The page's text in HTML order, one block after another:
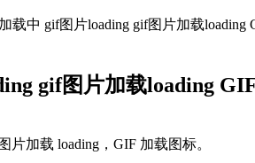
载中 gif图片loading gif图片加载loading
gif图片加载loading
片加载 loading，GIF 加载图标。